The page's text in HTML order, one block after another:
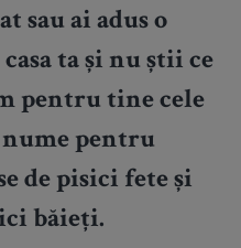
sau ai adus o
ta și nu știi ce
pentru tine cele
pentru
de pisici fete și
băieți.